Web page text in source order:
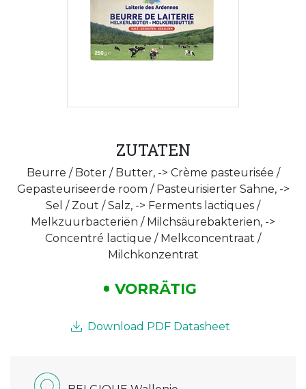
ZUTATEN
Beurre / Boter / Butter, -> Crème pasteurisée /
Gepasteuriseerde room / Pasteurisierter Sahne, ->
Sel / Zout / Salz, -> Ferments lactiques /
Melkzuurbacteriën / Milchsäurebakterien, ->
Concentré lactique / Melkconcentraat /
Milchkonzentrat
VORRÄTIG
Download PDF Datasheet